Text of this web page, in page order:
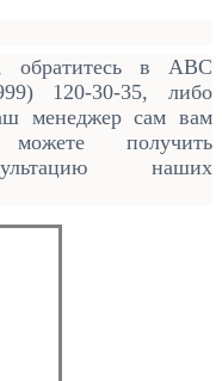
обратитесь в АВС
120-30-35, либо
менеджер сам вам
получить
наших